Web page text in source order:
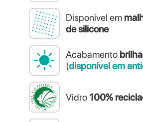
Disponível em
de silicone
Acabamento
(disponível em
Vidro100%